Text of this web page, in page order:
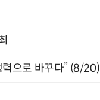
력으로 바꾸다” (8/20)